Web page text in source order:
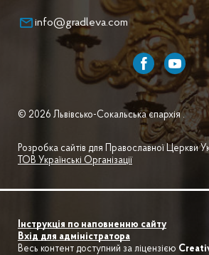
info@gradleva.com
© 2026 Львівсько-Сокальська єпархія .
Розробка сайтів для Православної Церкви
ТОВ Українські Організації
Інструкція по наповненню сайту
Вхід для адміністратора
Весь контент доступний за ліцензією